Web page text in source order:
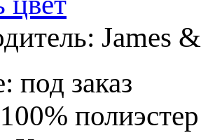
James
: под заказ
100% полиэстер